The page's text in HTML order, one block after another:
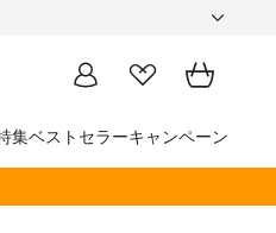
集ベストセラーキャンペーン